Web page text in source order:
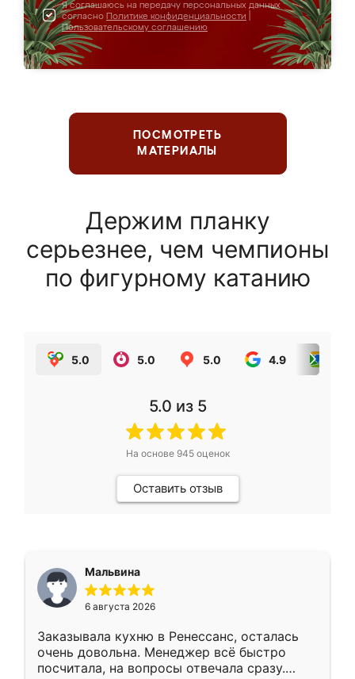
Я соглашаюсь на передачу персональных данных
согласно Политике конфиденциальности
Пользовательскому соглашению
ПОСМОТРЕТЬ
МАТЕРИАЛЫ
Держим планку
серьезнее, чем чемпионы
по фигурному катанию
5.0 5.0 5.0 4.9
5.0 из 5
На основе 945оценок
Оставить отзыв
Мальвина
6 августа 2026
Заказывала кухню в Ренессанс, осталась
очень довольна. Менеджер всё быстро
посчитала, на вопросы отвечала сразу.